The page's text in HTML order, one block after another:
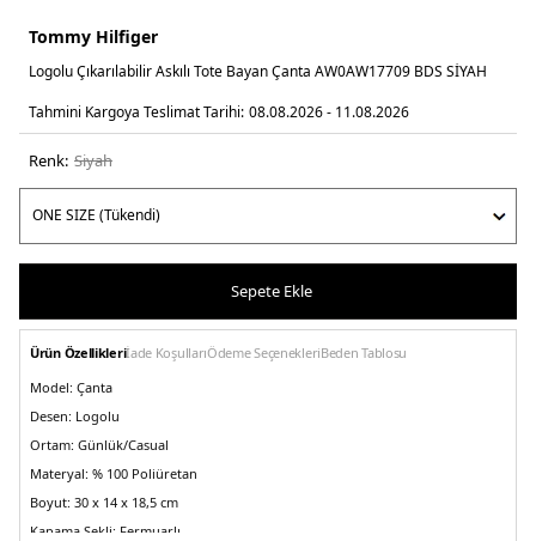
Tommy Hilfiger
Logolu Çıkarılabilir Askılı Tote Bayan Çanta AW0AW17709 BDS SİYAH
Tahmini Kargoya Teslimat Tarihi: 08.08.2026 - 11.08.2026
Renk: si̇yah
Sepete Ekle
Ürün Özellikleriİade KoşullarıÖdeme SeçenekleriBeden Tablosu
Model: Çanta
Desen: Logolu
Ortam: Günlük/Casual
Materyal: % 100 Poliüretan
Boyut: 30 x 14 x 18,5 cm
Kapama Şekli: Fermuarlı